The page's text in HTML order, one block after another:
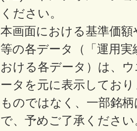
ください。
本画面における基準価
等の各データ（「運用
おける各データ）は、
ータを元に表示してお
ものではなく、一部銘
で、予めご了承くださ